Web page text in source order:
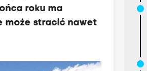
roku ma
może stracić nawet